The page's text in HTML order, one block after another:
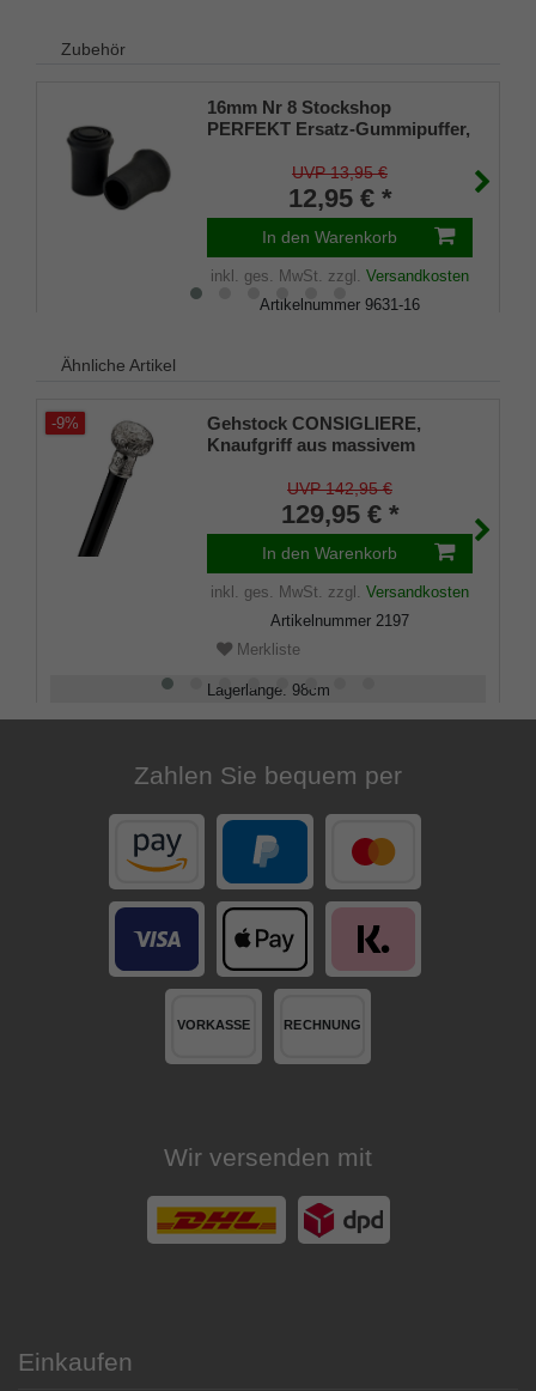
Zubehör
16mm Nr 8 Stockshop
PERFEKT Ersatz-Gummipuffer,
elegant, mit Metalleinlage (VE 2
UVP 13,95 €
12,95 € *
In den Warenkorb
inkl. ges. MwSt. zzgl. Versandkosten
Artikelnummer 9631-16
Ähnliche Artikel
-9%
Gehstock CONSIGLIERE,
Knaufgriff aus massivem
geschwungenen Linien und
Formen, aufgesetzt auf einen
Stock aus schwarz lackiertem
Hartholz, inklusiv
Gummipuffer.
UVP 142,95 €
129,95 € *
In den Warenkorb
inkl. ges. MwSt. zzgl. Versandkosten
Artikelnummer 2197
Merkliste
Lagerlänge: 98cm
Zahlen Sie bequem per
Wir versenden mit
Einkaufen